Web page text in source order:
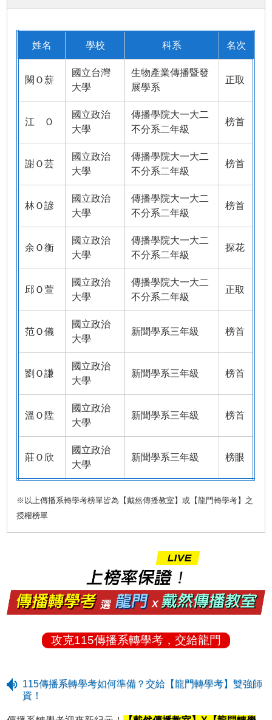
姓名 學校 科系 名次
闕Ｏ薪
國立台灣
大學
生物產業傳播暨發
展學系
正取
江 Ｏ
國立政治
大學
傳播學院大一大二
不分系二年級
榜首
謝Ｏ芸
國立政治
大學
傳播學院大一大二
不分系二年級
榜首
林Ｏ諺
國立政治
大學
傳播學院大一大二
不分系二年級
榜首
余Ｏ衡
國立政治
大學
傳播學院大一大二
不分系二年級
探花
邱Ｏ萱
國立政治
大學
傳播學院大一大二
不分系二年級
正取
范Ｏ儀
國立政治
大學
新聞學系三年級 榜首
劉Ｏ謙
國立政治
大學
新聞學系三年級 榜首
溫Ｏ陞
國立政治
大學
新聞學系三年級 榜首
莊Ｏ欣
國立政治
大學
新聞學系三年級 榜眼
※以上傳播系轉學考榜單皆為【戴然傳播教室】或【龍門轉學考】之
授權榜單
攻克115傳播系轉學考，交給龍門
115傳播系轉學考如何準備？交給【龍門轉學考】雙強師
資！